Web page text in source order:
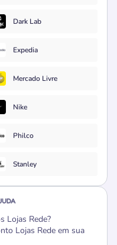
Dark Lab
Expedia
Mercado Livre
Nike
Philco
Stanley
Lojas Rede?
Lojas Rede em sua